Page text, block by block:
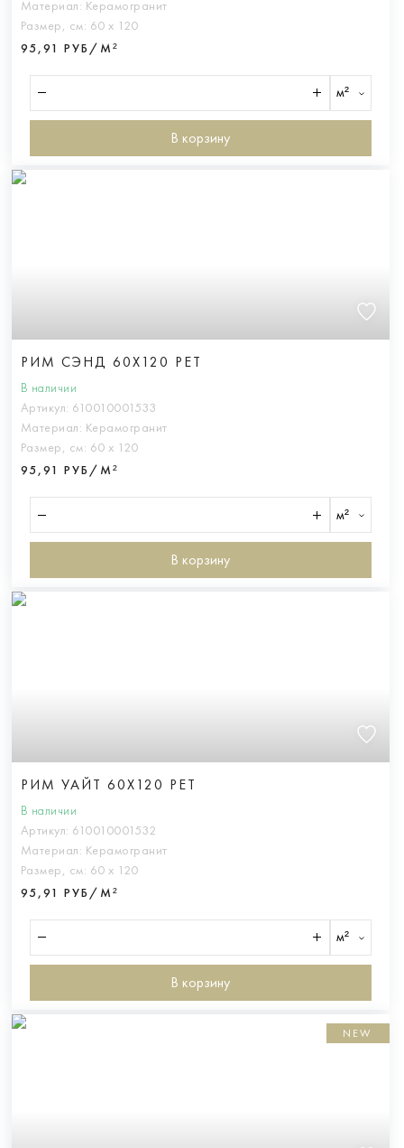
Материал: Керамогранит
Размер, см: 60 х 120
95,91 РУБ/М²
м²
В корзину
РИМ СЭНД 60X120 РЕТ
В наличии
Артикул: 610010001533
Материал: Керамогранит
Размер, см: 60 х 120
95,91 РУБ/М²
м²
В корзину
РИМ УАЙТ 60X120 РЕТ
В наличии
Артикул: 610010001532
Материал: Керамогранит
Размер, см: 60 х 120
95,91 РУБ/М²
м²
В корзину
NEW